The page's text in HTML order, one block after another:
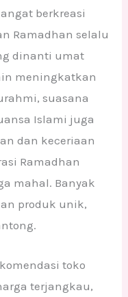
berkreasi
Ramadhan selalu
dinanti umat
meningkatkan
suasana
Islami juga
dan keceriaan
Ramadhan
mahal. Banyak
produk unik,
toko
terjangkau,